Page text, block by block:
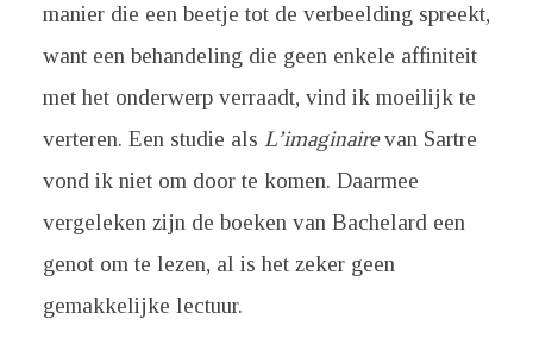
manier die een beetje tot de verbeelding spreekt,
want een behandeling die geen enkele affiniteit
met het onderwerp verraadt, vind ik moeilijk te
verteren. Een studie als L’imaginairevan Sartre
vond ik niet om door te komen. Daarmee
vergeleken zijn de boeken van Bachelard een
genot om te lezen, al is het zeker geen
gemakkelijke lectuur.